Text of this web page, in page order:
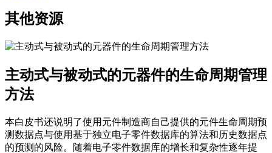
其他资源
主动式与被动式的元器件的生命周期管理
方法
本白皮书还说明了使用元件制造商自己提供的元件生命周期预
测数据点与使用基于独立电子零件数据库的算法和历史数据点
的预测的风险。随着电子零件数据库的增长和复杂性逐年提